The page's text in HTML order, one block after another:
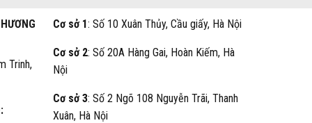
Trinh,
Cơ sở 1: Số 10 Xuân Thủy, Cầu giấy, Hà Nội
Cơ sở 2: Số 20A Hàng Gai, Hoàn Kiếm, Hà
Nội
Cơ sở 3: Số 2 Ngõ 108 Nguyễn Trãi, Thanh
Xuân, Hà Nội